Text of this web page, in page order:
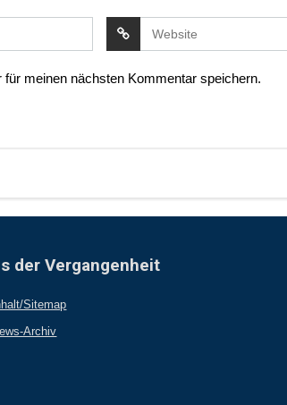
meinen nächsten Kommentar speichern.
der Vergangenheit
Sitemap
Archiv